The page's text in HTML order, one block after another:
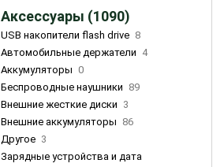
Аксессуары (1090)
USB накопители flash drive 8
Автомобильные держатели 4
Аккумуляторы 0
Беспроводные наушники 89
Внешние жесткие диски 3
Внешние аккумуляторы 86
Другое 3
Зарядные устройства и дата